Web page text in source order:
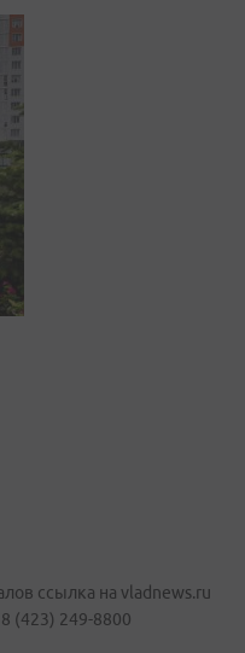
ссылка на vladnews.ru
(423) 249-8800